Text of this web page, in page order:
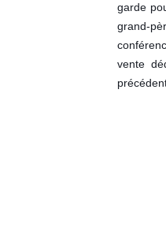
garde
grand-
vente